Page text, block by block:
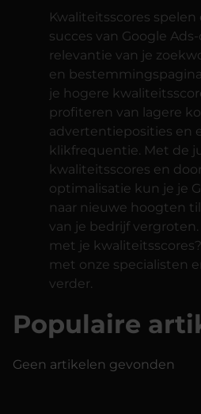
Kwaliteitsscores
succes van Google
relevantie van je
en
je hogere
profiteren van lagere
advertentieposities en
klikfrequentie. Met de
kwaliteitsscores en
optimalisatie kun je je
naar nieuwe hoogten
van je bedrijf
met je
met onze specialisten
verder.
Populaire
Geen artikelen gevonden